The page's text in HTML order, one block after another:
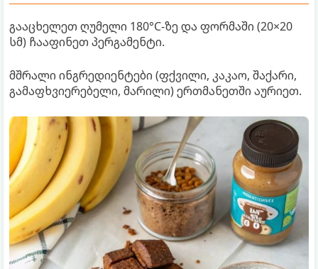
გააცხელეთ ღუმელი 180°C-ზე და ფორმაში (20×20
სმ) ჩააფინეთ პერგამენტი.
მშრალი ინგრედიენტები (ფქვილი, კაკაო, შაქარი,
გამაფხვიერებელი, მარილი) ერთმანეთში აურიეთ.